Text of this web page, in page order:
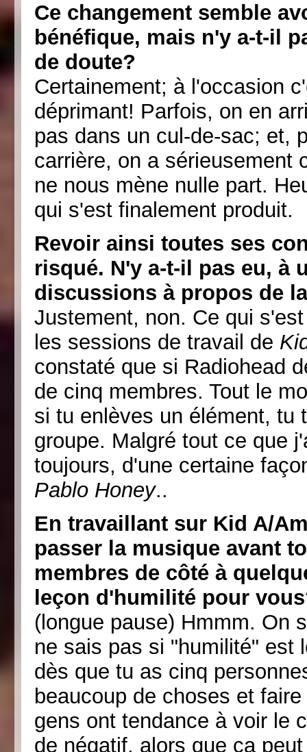
Ce changement semble
bénéfique, mais n'y a-t-il
de doute?
Certainement; à l'occasion
déprimant! Parfois, on en
pas dans un cul-de-sac; et,
carrière, on a sérieusement
ne nous mène nulle part.
qui s'est finalement produit.
Revoir ainsi toutes ses
risqué. N'y a-t-il pas eu, à
discussions à propos de
Justement, non. Ce qui
les sessions de travail de
constaté que si Radiohead
de cinq membres. Tout le
si tu enlèves un élément, tu
groupe. Malgré tout ce que
toujours, d'une certaine
Pablo Honey..
En travaillant sur Kid A/
passer la musique avant
membres de côté à
leçon d'humilité pour
(longue pause) Hmmm. On
ne sais pas si "humilité" est
dès que tu as cinq
beaucoup de choses et
gens ont tendance à voir le
de négatif, alors que ça